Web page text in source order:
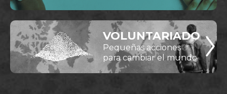
VOLUNTARIADO
Pequeñas acciones
para cambiar el mundo